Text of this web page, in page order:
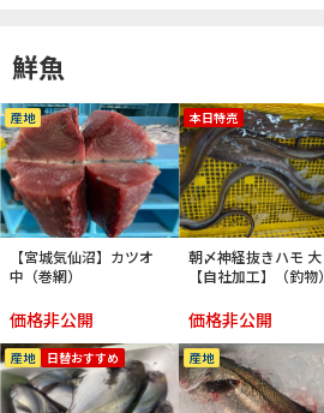
鮮魚
産地
【宮城気仙沼】カツオ
中（巻網）
価格非公開
本日特売
朝〆神経抜きハモ 大
【自社加工】（釣物）
価格非公開
産地 日替おすすめ 産地